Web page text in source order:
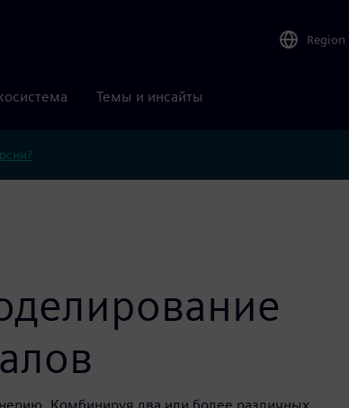
Region
Темы и инсайты